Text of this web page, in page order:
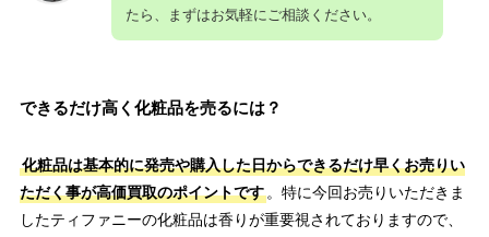
たら、まずはお気軽にご相談ください。
できるだけ高く化粧品を売るには？
化粧品は基本的に発売や購入した日からできるだけ早くお売りい
ただく事が高価買取のポイントです。特に今回お売りいただきま
したティファニーの化粧品は香りが重要視されておりますので、